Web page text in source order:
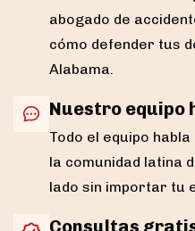
abogado de
cómo defender tus
Alabama.
Nuestro equipo
Todo el equipo
la comunidad latina
lado sin importar tu
Consultas